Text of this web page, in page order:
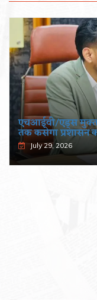
एचआईवी/एड्स मुक्त
तक कसेगा प्रशासन
July 29, 2026